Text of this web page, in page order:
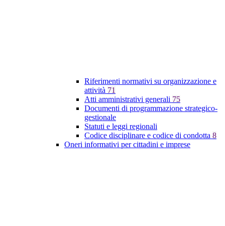
Riferimenti normativi su organizzazione e
attività 71
Atti amministrativi generali 75
Documenti di programmazione strategico-
gestionale
Statuti e leggi regionali
Codice disciplinare e codice di condotta 8
Oneri informativi per cittadini e imprese